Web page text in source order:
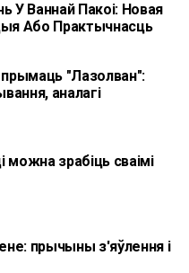
У Ваннай Пакоі: Новая
Або Практычнасць
"Лазолван":
аналагі
можна зрабіць сваімі
прычыны з'яўлення і